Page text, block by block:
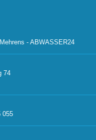
- ABWASSER24
74
055